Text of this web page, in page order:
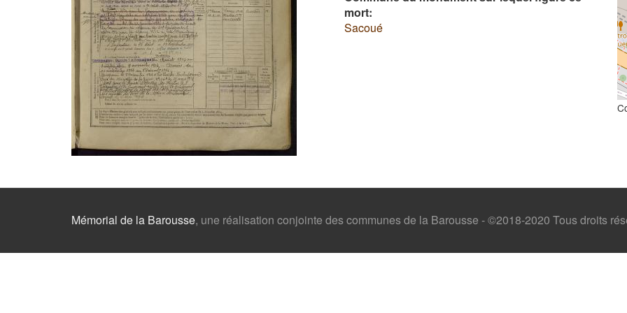
mort:
Sacoué
Mémorial de la Barousse, une réalisation conjointe des communes de la Barousse - ©2018-2020 Tous droits